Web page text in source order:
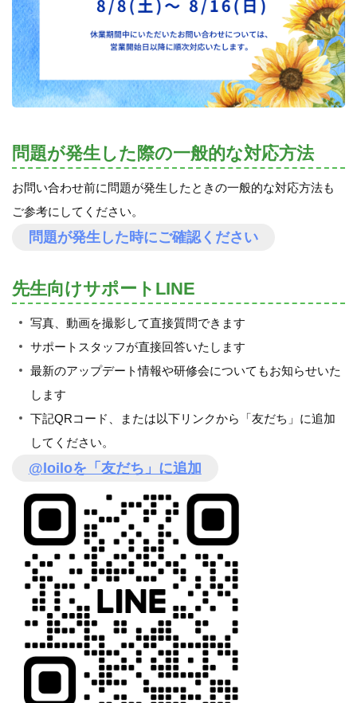
問題が発生した際の一般的な対応方法
お問い合わせ前に問題が発生したときの一般的な対応方法も
ご参考にしてください。
問題が発生した時にご確認ください
先生向けサポートLINE
写真、動画を撮影して直接質問できます
サポートスタッフが直接回答いたします
最新のアップデート情報や研修会についてもお知らせいた
します
下記QRコード、または以下リンクから「友だち」に追加
してください。
@loiloを「友だち」に追加